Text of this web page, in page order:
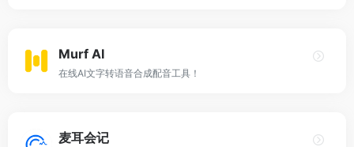
Murf AI
在线AI文字转语音合成配音工具！
麦耳会记